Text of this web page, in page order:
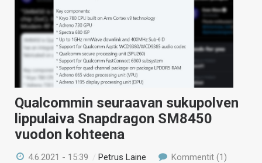
Qualcommin seuraavan sukupolven
lippulaiva Snapdragon SM8450
vuodon kohteena
4.6.2021 - 15:39 /Petrus Laine Kommentit (1)